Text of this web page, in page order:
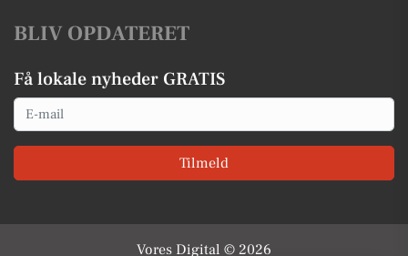
BLIV OPDATERET
Få lokale nyheder GRATIS
Email
Tilmeld
Vores Digital © 2026